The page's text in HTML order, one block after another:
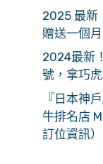
2025 最新
贈送一個
2024最新
號，拿巧
『日本神
牛排名店
訂位資訊）